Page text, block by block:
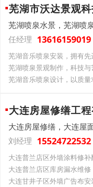
芜湖市沃达景观
芜湖喷泉水景，芜湖喷
任经理 13616159019
芜湖音乐喷泉安装，拥有
芜湖喷泉景观制作，科技
芜湖音乐喷泉设计，以质
大连房屋修缮工
大连房屋修缮，大连屋
刘经理 15524722532
大连普兰店区外墙涂料修
大连普兰店区库房漏水维
大连甘井子区外墙广告布